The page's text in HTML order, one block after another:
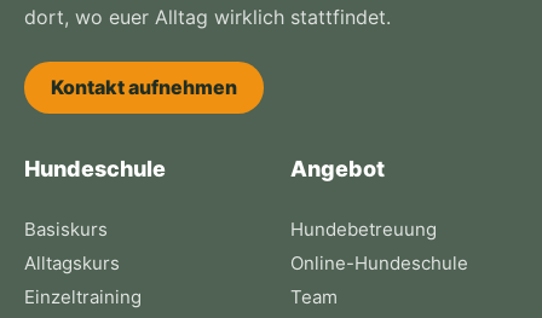
dort, wo euer Alltag wirklich stattfindet.
Kontakt aufnehmen
Hundeschule
Basiskurs
Alltagskurs
Einzeltraining
Angebot
Hundebetreuung
Online-Hundeschule
Team